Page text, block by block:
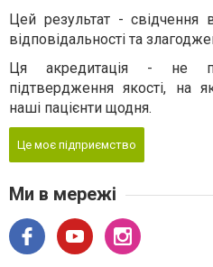
Цей результат - свідчення
відповідальності та
Ця акредитація - не
підтвердження якості, на
наші пацієнти щодня.
Це моє підприємство
Ми в мережі